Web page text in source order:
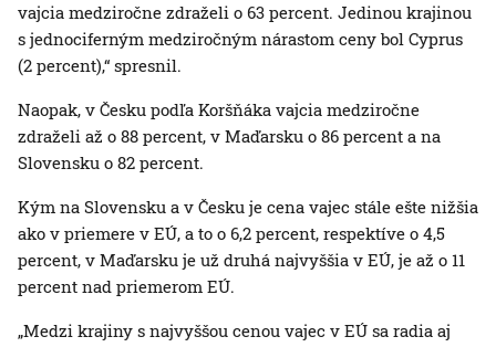
vajcia medziročne zdraželi o 63 percent. Jedinou krajinou
s jednociferným medziročným nárastom ceny bol Cyprus
(2 percent),“ spresnil.
Naopak, v Česku podľa Koršňáka vajcia medziročne
zdraželi až o 88 percent, v Maďarsku o 86 percent a na
Slovensku o 82 percent.
Kým na Slovensku a v Česku je cena vajec stále ešte nižšia
ako v priemere v EÚ, a to o 6,2 percent, respektíve o 4,5
percent, v Maďarsku je už druhá najvyššia v EÚ, je až o 11
percent nad priemerom EÚ.
„Medzi krajiny s najvyššou cenou vajec v EÚ sa radia aj